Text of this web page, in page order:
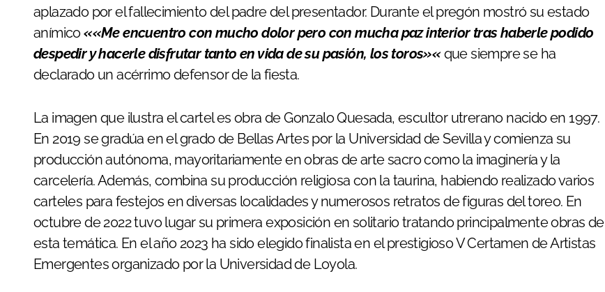
aplazado por el fallecimiento del padre del presentador. Durante el pregón mostró su estado
anímico««Me encuentro con mucho dolor pero con mucha paz interior tras haberle podido
despedir y hacerle disfrutar tanto en vida de su pasión, los toros»« que siempre se ha
declarado un acérrimo defensor de la fiesta.
La imagen que ilustra el cartel es obra de Gonzalo Quesada, escultor utrerano nacido en 1997.
En 2019 se gradúa en el grado de Bellas Artes por la Universidad de Sevilla y comienza su
producción autónoma, mayoritariamente en obras de arte sacro como la imaginería y la
carcelería. Además, combina su producción religiosa con la taurina, habiendo realizado varios
carteles para festejos en diversas localidades y numerosos retratos de figuras del toreo. En
octubre de 2022 tuvo lugar su primera exposición en solitario tratando principalmente obras de
esta temática. En el año 2023 ha sido elegido finalista en el prestigioso V Certamen de Artistas
Emergentes organizado por la Universidad de Loyola.